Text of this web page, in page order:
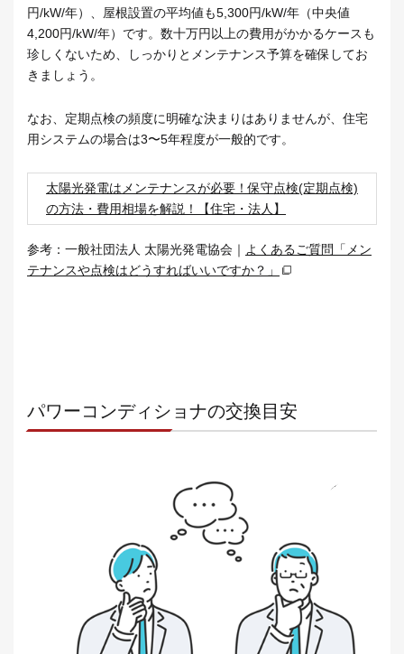
円/kW/年）、屋根設置の平均値も5,300円/kW/年（中央値
4,200円/kW/年）です。数十万円以上の費用がかかるケースも
珍しくないため、しっかりとメンテナンス予算を確保してお
きましょう。
なお、定期点検の頻度に明確な決まりはありませんが、住宅
用システムの場合は3〜5年程度が一般的です。
太陽光発電はメンテナンスが必要！保守点検(定期点検)
の方法・費用相場を解説！【住宅・法人】
参考：一般社団法人 太陽光発電協会｜ よくあるご質問「メン
テナンスや点検はどうすればいいですか？」
パワーコンディショナの交換目安